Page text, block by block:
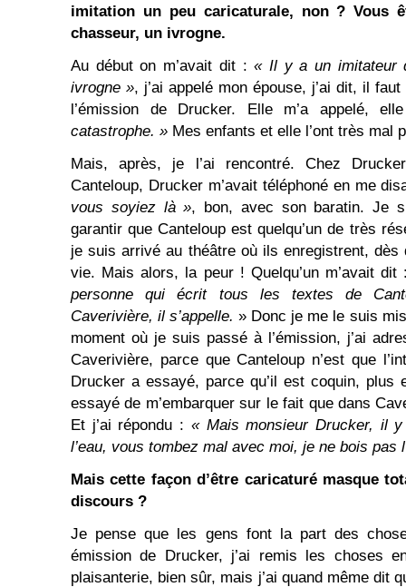
imitation un peu caricaturale, non ? Vous
chasseur, un ivrogne.
Au début on m’avait dit :« Il y a un imitateur
ivrogne », j’ai appelé mon épouse, j’ai dit, il
l’émission de Drucker. Elle m’a appelé,
catastrophe. » Mes enfants et elle l’ont très mal
Mais, après, je l’ai rencontré. Chez
Canteloup, Drucker m’avait téléphoné en me
vous soyiez là », bon, avec son baratin. Je
garantir que Canteloup est quelqu’un de très
je suis arrivé au théâtre où ils enregistrent, dès
vie. Mais alors, la peur ! Quelqu’un m’avait
personne qui écrit tous les textes de
Caverivière, il s’appelle. » Donc je me le suis
moment où je suis passé à l’émission, j’ai
Caverivière, parce que Canteloup n’est que
Drucker a essayé, parce qu’il est coquin, plus
essayé de m’embarquer sur le fait que dans
Et j’ai répondu : « Mais monsieur Drucker, il
l’eau, vous tombez mal avec moi, je ne bois pas
Mais cette façon d’être caricaturé masque
discours ?
Je pense que les gens font la part des
émission de Drucker, j’ai remis les choses
plaisanterie, bien sûr, mais j’ai quand même dit